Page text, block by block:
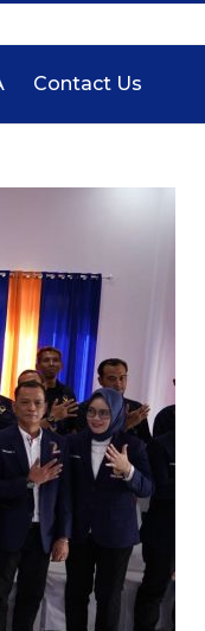
Contact Us